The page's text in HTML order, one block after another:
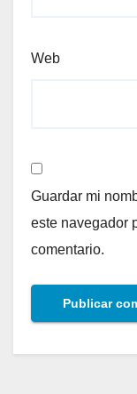
Web
Guardar mi
este navegador
comentario.